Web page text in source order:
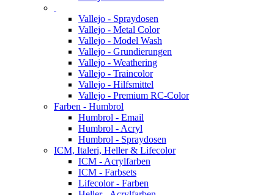
Vallejo - Spraydosen
Vallejo - Metal Color
Vallejo - Model Wash
Vallejo - Grundierungen
Vallejo - Weathering
Vallejo - Traincolor
Vallejo - Hilfsmittel
Vallejo - Premium RC-Color
Farben - Humbrol
Humbrol - Email
Humbrol - Acryl
Humbrol - Spraydosen
ICM, Italeri, Heller & Lifecolor
ICM - Acrylfarben
ICM - Farbsets
Lifecolor - Farben